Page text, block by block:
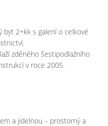
2+kk s galerií o celkové
zděného šestipodlažního
v roce 2005.
a jídelnou – prostorný a